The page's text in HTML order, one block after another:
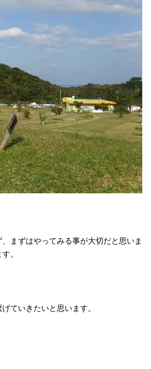
まずはやってみる事が大切だと思いま
。
ていきたいと思います。